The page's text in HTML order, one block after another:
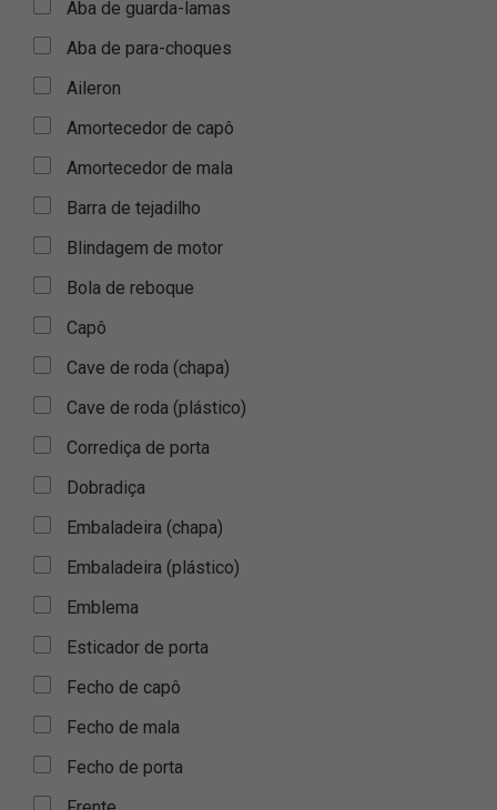
Aba de guarda-lamas
Aba de para-choques
Aileron
Amortecedor de capô
Amortecedor de mala
Barra de tejadilho
Blindagem de motor
Bola de reboque
Capô
Cave de roda (chapa)
Cave de roda (plástico)
Corrediça de porta
Dobradiça
Embaladeira (chapa)
Embaladeira (plástico)
Emblema
Esticador de porta
Fecho de capô
Fecho de mala
Fecho de porta